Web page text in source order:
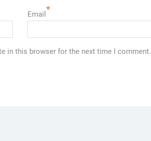
Email *
in this browser for the next time I comment.